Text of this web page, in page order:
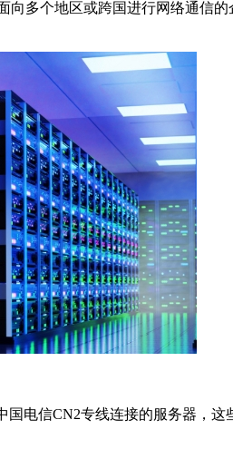
个地区或跨国进行网络通信
信CN2专线连接的服务器，这